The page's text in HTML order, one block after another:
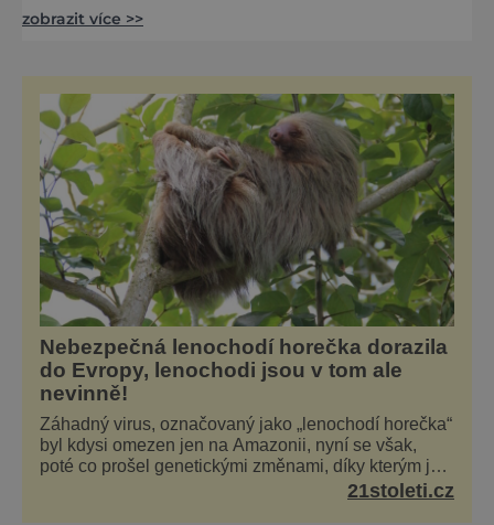
třetiny ostrova a je po Kubě druhou největší
řada turistů? Každý tu najde něco –
nekonečně dlouhé písečné pláže, místa
lákající k potápění, ale i t
zobrazit více >>
Nebezpečná lenochodí horečka dorazila
do Evropy, lenochodi jsou v tom ale
nevinně!
Záhadný virus, označovaný jako „lenochodí horečka“
byl kdysi omezen jen na Amazonii, nyní se však,
poté co prošel genetickými změnami, díky kterým je
silnější, šíří po celé Americe a první případy se21stoleti.cz